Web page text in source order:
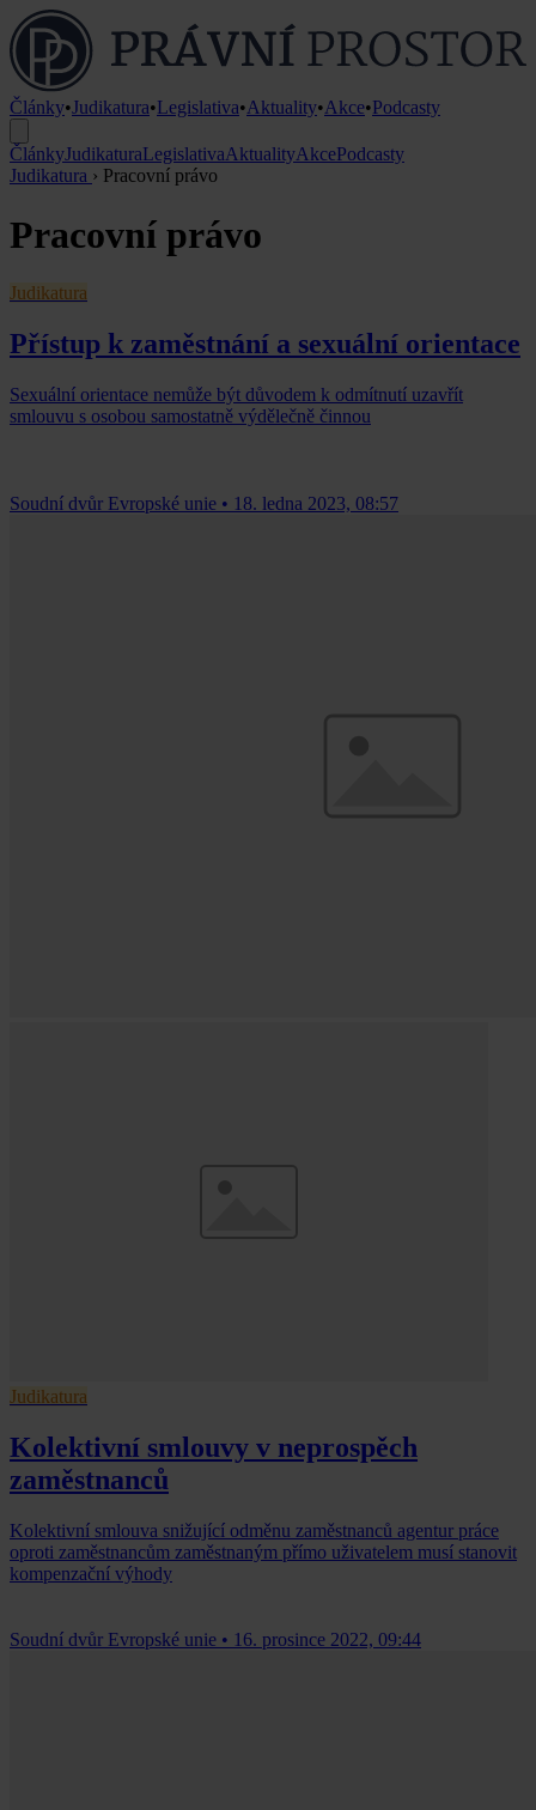
Články•Judikatura•Legislativa•Aktuality•Akce•Podcasty
ČlánkyJudikaturaLegislativaAktualityAkcePodcasty
Judikatura › Pracovní právo
Pracovní právo
Judikatura
Přístup k zaměstnání a sexuální orientace
Sexuální orientace nemůže být důvodem k odmítnutí uzavřít
smlouvu s osobou samostatně výdělečně činnou
Soudní dvůr Evropské unie • 18. ledna 2023, 08:57
Judikatura
Kolektivní smlouvy v neprospěch
zaměstnanců
Kolektivní smlouva snižující odměnu zaměstnanců agentur práce
oproti zaměstnancům zaměstnaným přímo uživatelem musí stanovit
kompenzační výhody
Soudní dvůr Evropské unie • 16. prosince 2022, 09:44